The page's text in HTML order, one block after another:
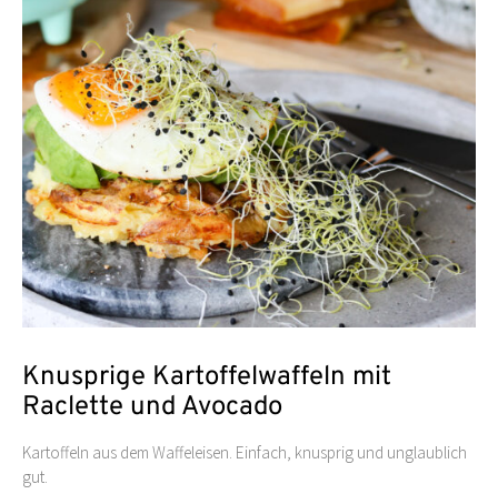
Knusprige Kartoffelwaffeln mit
Raclette und Avocado
Kartoffeln aus dem Waffeleisen. Einfach, knusprig und unglaublich
gut.